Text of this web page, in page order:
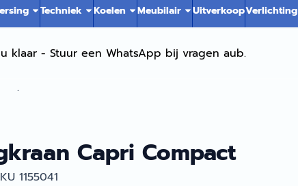
Techniek Koelen Meubilair UitverkoopVerlichting
klaar - Stuur een WhatsApp bij vragen aub.
.
Capri Compact
1155041